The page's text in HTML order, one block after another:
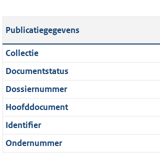
l
i
c
a
t
i
e
i
n
o
t
t
e
:
1
5
0
K
t
n
r
s
a
g
Publicatiegegevens
Collectie
Documentstatus
Dossiernummer
Hoofddocument
Identifier
Ondernummer